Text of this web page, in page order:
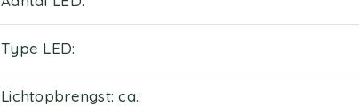
Type LED
Lichtopbrengst: ca.